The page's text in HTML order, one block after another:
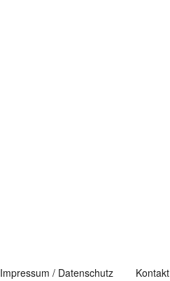
Impressum / Datenschutz Kontakt